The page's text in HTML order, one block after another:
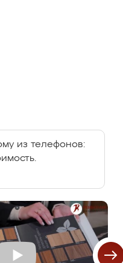
из телефонов: